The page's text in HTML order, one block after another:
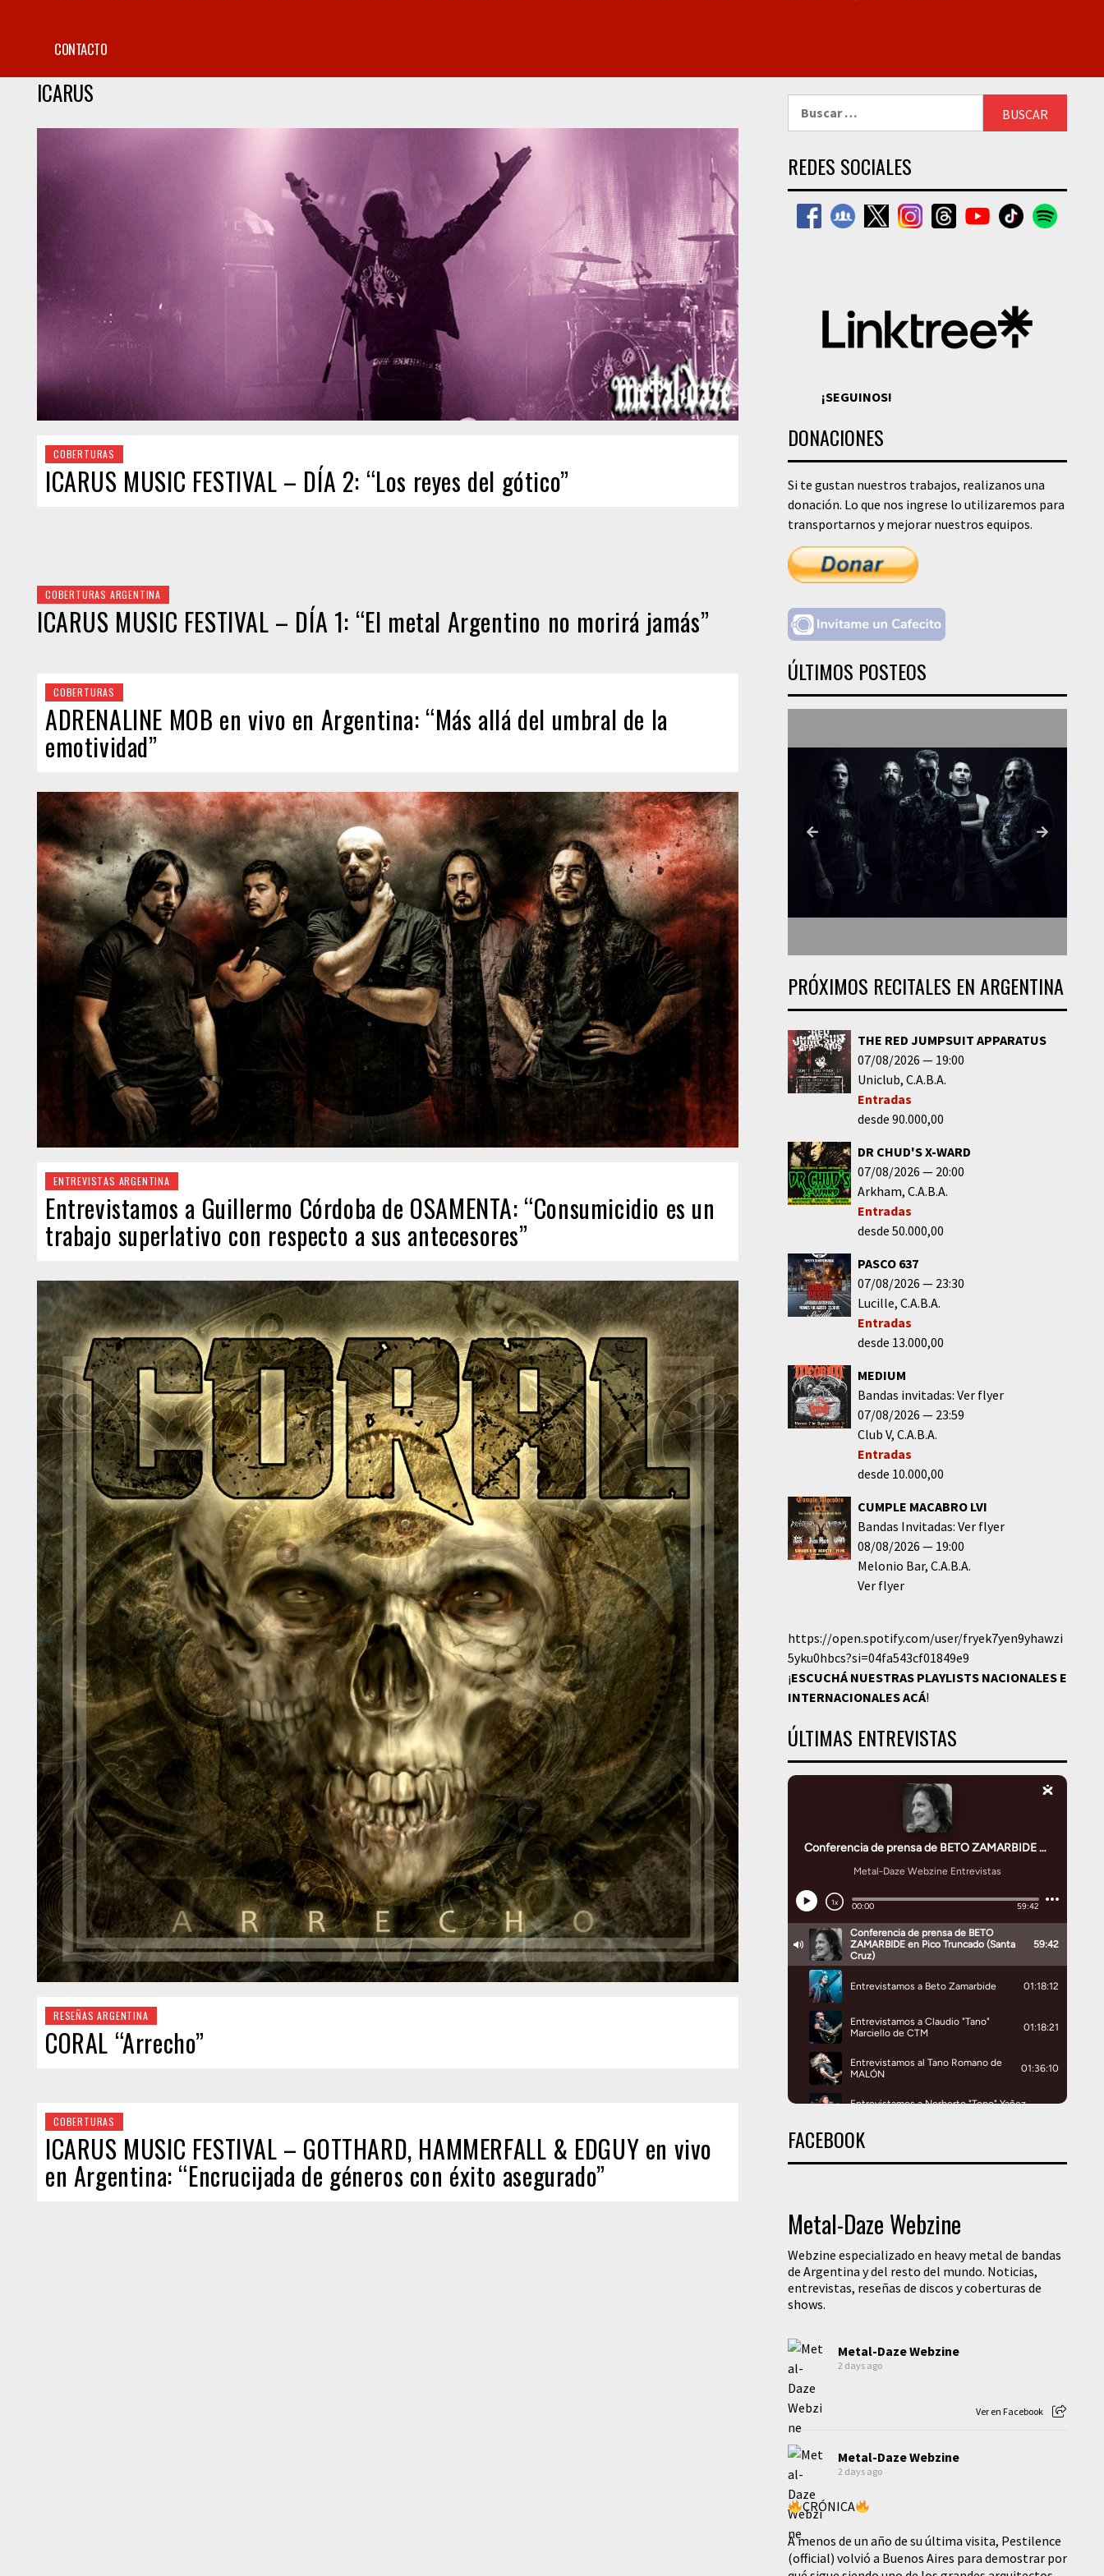
CONTACTO
ICARUS
COBERTURAS
ICARUS MUSIC FESTIVAL – DÍA 2: “Los reyes del gótico”
COBERTURAS ARGENTINA
ICARUS MUSIC FESTIVAL – DÍA 1: “El metal Argentino no morirá jamás”
COBERTURAS
ADRENALINE MOB en vivo en Argentina: “Más allá del umbral de la
emotividad”
ENTREVISTAS ARGENTINA
Entrevistamos a Guillermo Córdoba de OSAMENTA: “Consumicidio es un
trabajo superlativo con respecto a sus antecesores”
RESEÑAS ARGENTINA
CORAL “Arrecho”
COBERTURAS
ICARUS MUSIC FESTIVAL – GOTTHARD, HAMMERFALL & EDGUY en vivo
en Argentina: “Encrucijada de géneros con éxito asegurado”
REDES SOCIALES
¡SEGUINOS!
DONACIONES
Si te gustan nuestros trabajos, realizanos una
donación. Lo que nos ingrese lo utilizaremos para
transportarnos y mejorar nuestros equipos.
ÚLTIMOS POSTEOS
PRÓXIMOS RECITALES EN ARGENTINA
THE RED JUMPSUIT APPARATUS
07/08/2026
19:00
Uniclub C.A.B.A.
Entradas
desde 90.000,00
DR CHUD'S X-WARD
07/08/2026
20:00
Arkham C.A.B.A.
Entradas
desde 50.000,00
PASCO 637
07/08/2026
23:30
Lucille C.A.B.A.
Entradas
desde 13.000,00
MEDIUM
Bandas invitadas: Ver flyer
07/08/2026
23:59
Club V C.A.B.A.
Entradas
desde 10.000,00
CUMPLE MACABRO LVI
Bandas Invitadas: Ver flyer
08/08/2026
19:00
Melonio Bar C.A.B.A.
Ver flyer
https://open.spotify.com/user/fryek7yen9yhawzi
5yku0hbcs?si=04fa543cf01849e9
¡ESCUCHÁ NUESTRAS PLAYLISTS NACIONALES E
INTERNACIONALESACÁ!
ÚLTIMAS ENTREVISTAS
FACEBOOK
Metal-Daze Webzine
Webzine especializado en heavy metal de bandas
de Argentina y del resto del mundo. Noticias,
entrevistas, reseñas de discos y coberturas de
shows.
Metal-Daze Webzine
2 days ago
Ver en Facebook
Metal-Daze Webzine
2 days ago
CRÓNICA
A menos de un año de su última visita, Pestilence
(official) volvió a Buenos Aires para demostrar por